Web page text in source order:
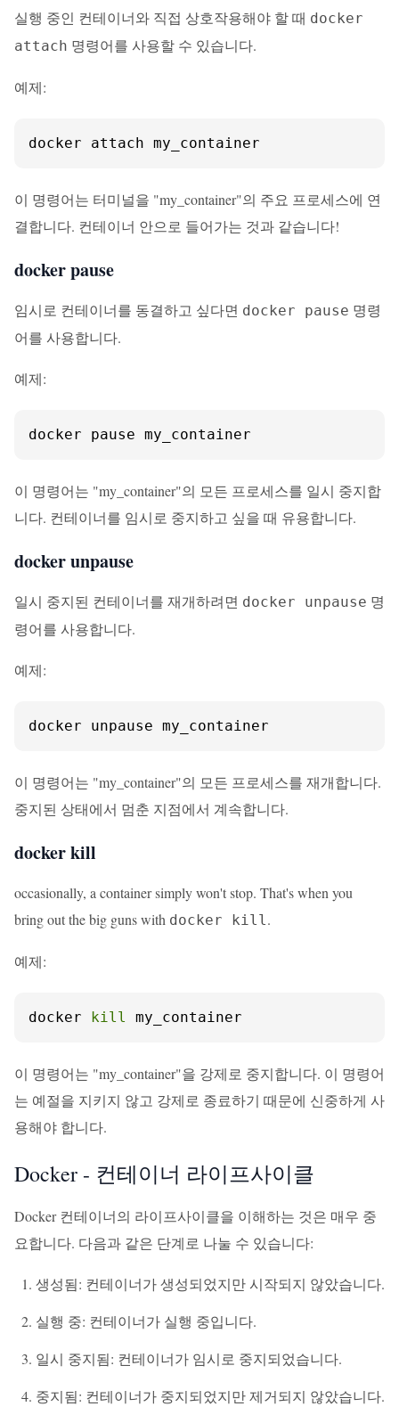
실행 중인 컨테이너와 직접 상호작용해야 할 때 docker
attach 명령어를 사용할 수 있습니다.
예제:
docker attach my_container
이 명령어는 터미널을 "my_container"의 주요 프로세스에 연
결합니다. 컨테이너 안으로 들어가는 것과 같습니다!
docker pause
임시로 컨테이너를 동결하고 싶다면 docker pause 명령
어를 사용합니다.
예제:
docker pause my_container
이 명령어는 "my_container"의 모든 프로세스를 일시 중지합
니다. 컨테이너를 임시로 중지하고 싶을 때 유용합니다.
docker unpause
일시 중지된 컨테이너를 재개하려면 docker unpause 명
령어를 사용합니다.
예제:
docker unpause my_container
이 명령어는 "my_container"의 모든 프로세스를 재개합니다.
중지된 상태에서 멈춘 지점에서 계속합니다.
docker kill
occasionally, a container simply won't stop. That's when you
bring out the big guns with docker kill.
예제:
docker kill my_container
이 명령어는 "my_container"을 강제로 중지합니다. 이 명령어
는 예절을 지키지 않고 강제로 종료하기 때문에 신중하게 사
용해야 합니다.
Docker - 컨테이너 라이프사이클
Docker 컨테이너의 라이프사이클을 이해하는 것은 매우 중
요합니다. 다음과 같은 단계로 나눌 수 있습니다:
생성됨: 컨테이너가 생성되었지만 시작되지 않았습니다.
실행 중: 컨테이너가 실행 중입니다.
일시 중지됨: 컨테이너가 임시로 중지되었습니다.
중지됨: 컨테이너가 중지되었지만 제거되지 않았습니다.